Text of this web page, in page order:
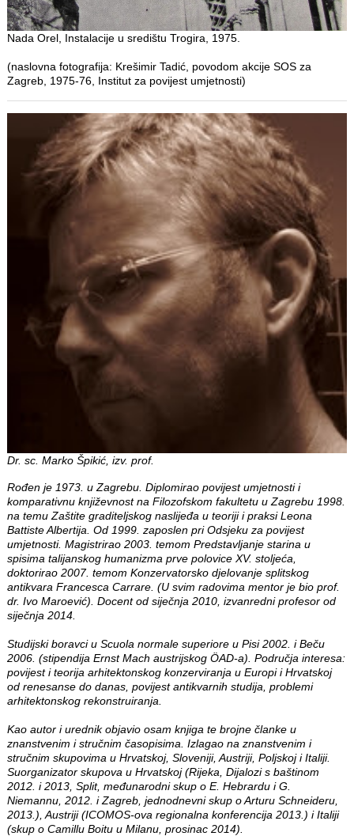
Nada Orel, Instalacije u središtu Trogira, 1975.
(naslovna fotografija: Krešimir Tadić, povodom akcije SOS za
Zagreb, 1975-76, Institut za povijest umjetnosti)
Dr. sc. Marko Špikić, izv. prof.
Rođen je 1973. u Zagrebu. Diplomirao povijest umjetnosti i
komparativnu književnost na Filozofskom fakultetu u Zagrebu 1998.
na temu Zaštite graditeljskog naslijeđa u teoriji i praksi Leona
Battiste Albertija. Od 1999. zaposlen pri Odsjeku za povijest
umjetnosti. Magistrirao 2003. temom Predstavljanje starina u
spisima talijanskog humanizma prve polovice XV. stoljeća,
doktorirao 2007. temom Konzervatorsko djelovanje splitskog
antikvara Francesca Carrare. (U svim radovima mentor je bio prof.
dr. Ivo Maroević). Docent od siječnja 2010, izvanredni profesor od
siječnja 2014.
Studijski boravci u Scuola normale superiore u Pisi 2002. i Beču
2006. (stipendija Ernst Mach austrijskog ÖAD-a). Područja interesa:
povijest i teorija arhitektonskog konzerviranja u Europi i Hrvatskoj
od renesanse do danas, povijest antikvarnih studija, problemi
arhitektonskog rekonstruiranja.
Kao autor i urednik objavio osam knjiga te brojne članke u
znanstvenim i stručnim časopisima. Izlagao na znanstvenim i
stručnim skupovima u Hrvatskoj, Sloveniji, Austriji, Poljskoj i Italiji.
Suorganizator skupova u Hrvatskoj (Rijeka, Dijalozi s baštinom
2012. i 2013, Split, međunarodni skup o E. Hebrardu i G.
Niemannu, 2012. i Zagreb, jednodnevni skup o Arturu Schneideru,
2013.), Austriji (ICOMOS-ova regionalna konferencija 2013.) i Italiji
(skup o Camillu Boitu u Milanu, prosinac 2014).